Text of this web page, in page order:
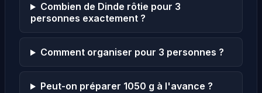
Combien de Dinde rôtie pour 3
personnes exactement ?
Comment organiser pour 3 personnes ?
Peut-on préparer 1050 g à l'avance ?